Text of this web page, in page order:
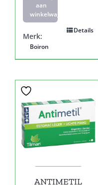
aan
winkelwagen
Details
Merk:
Boiron
ANTIMETIL